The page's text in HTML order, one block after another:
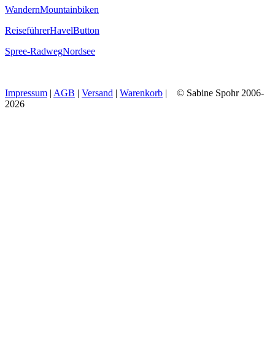
WandernMountainbiken
ReiseführerHavelButton
Spree-RadwegNordsee
Impressum | AGB | Versand | Warenkorb | © Sabine Spohr 2006-
2026